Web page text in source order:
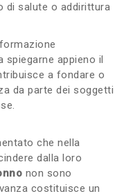
di salute o addirittura
appieno il
a fondare o
da parte dei soggetti
che nella
dalla loro
non sono
costituisce un